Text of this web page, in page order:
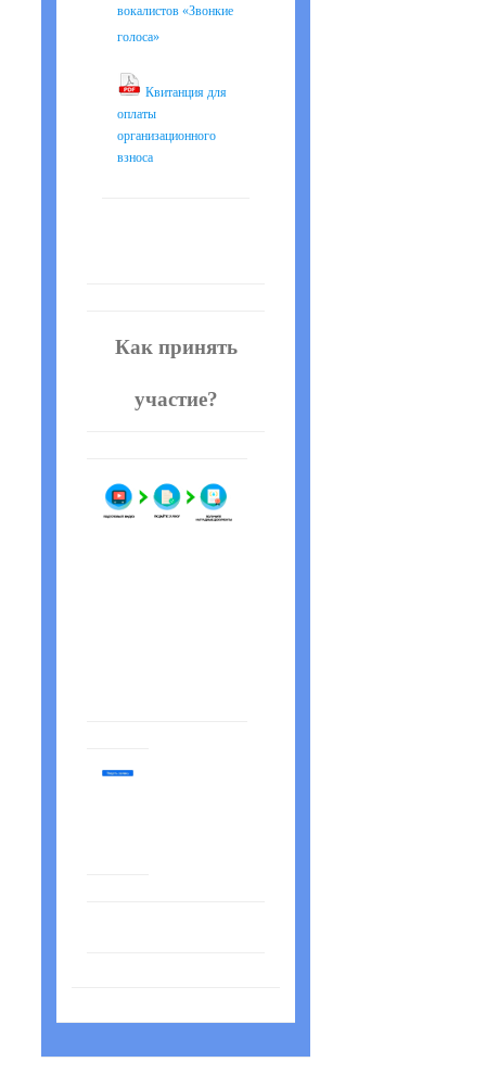
вокалистов «Звонкие
голоса»
Квитанция для
оплаты
организационного
взноса
Как принять
участие?